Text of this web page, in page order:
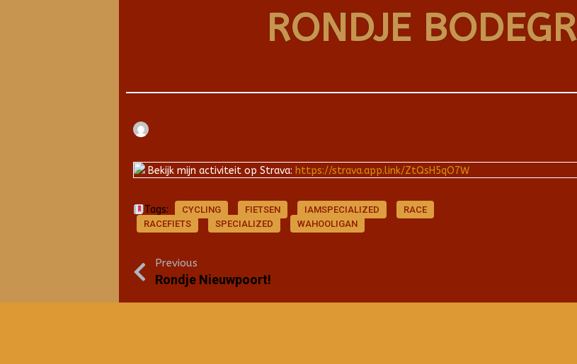
RONDJE
Bekijk mijn activiteit op Strava: https://strava.app.link/ZtQsH5qO7W
Tags: CYCLING FIETSEN IAMSPECIALIZED
RACE
RACEFIETS
SPECIALIZED WAHOOLIGAN
Previous
Rondje Nieuwpoort!